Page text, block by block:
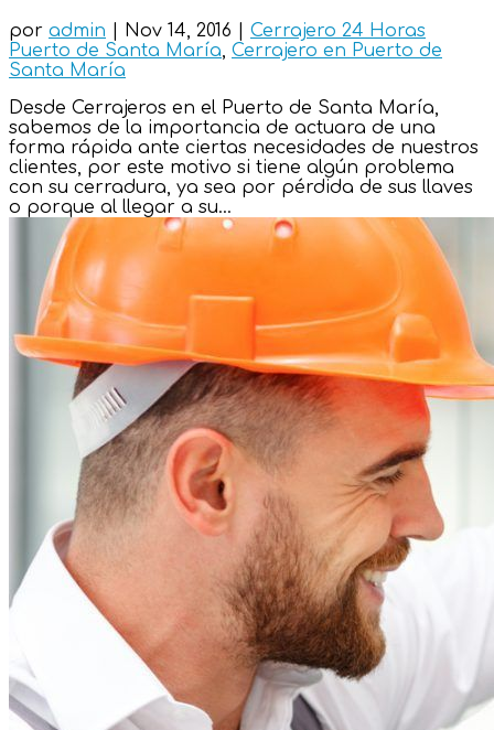
por admin Nov 14, 2016
Cerrajero 24 Horas
Puerto de Santa María, Cerrajero en Puerto de
Santa María
Desde Cerrajeros en el Puerto de Santa María,
sabemos de la importancia de actuara de una
forma rápida ante ciertas necesidades de nuestros
clientes, por este motivo si tiene algún problema
con su cerradura, ya sea por pérdida de sus llaves
o porque al llegar a su...